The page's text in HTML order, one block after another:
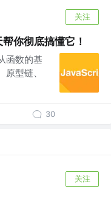
关注
你彻底搞懂它！
函数的基
型链、
30
关注